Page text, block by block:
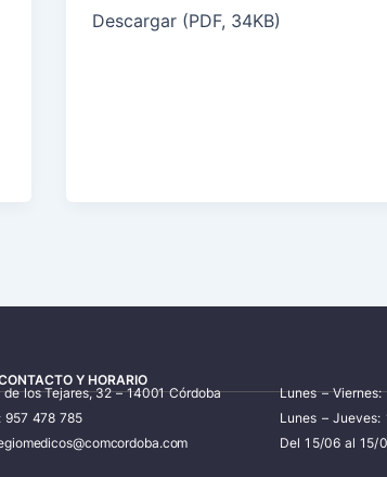
Descargar (PDF, 34KB)
Y HORARIO
de los Tejares, 32 – 14001 Córdoba
957 478 785
Lunes –
Lunes – Jueves:
Del 15/06 al 15/